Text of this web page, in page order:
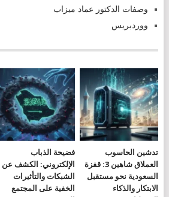
وصفات الدكتور عماد ميزاب
ووردبريس
تدشين الحاسوب
العملاق شاهين 3: قفزة
السعودية نحو مستقبل
الابتكار والذكاء
فضيحة الذباب
الإلكتروني: الكشف عن
الشبكات والتأثيرات
الخفية على المجتمع